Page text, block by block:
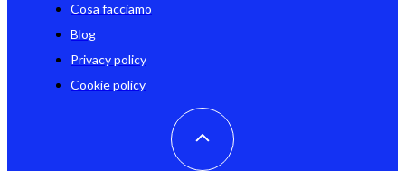
Cosa facciamo
Blog
Privacy policy
Cookie policy